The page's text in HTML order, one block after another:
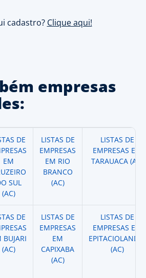
cadastro? Clique aqui!
empresas
DE
EM
SUL
(AC)
LISTAS DE
EMPRESAS
EM RIO
BRANCO
(AC)
LISTAS DE
EMPRESAS EM
TARAUACA (AC)
DE
BUJARI
(AC)
LISTAS DE
EMPRESAS
EM
CAPIXABA
(AC)
LISTAS DE
EMPRESAS EM
EPITACIOLANDIA
(AC)